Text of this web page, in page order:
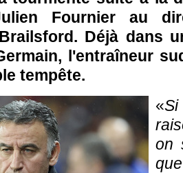
Fournier au
Déjà dans
l'entraîneur
tempête.
«Si
on